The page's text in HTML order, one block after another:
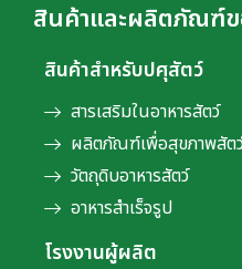
สินค้าและผลิตภัณฑ์
สินค้าสำหรับปศุสัตว์
สารเสริมในอาหารสัตว์
ผลิตภัณฑ์เพื่อสุขภาพสัต
วัตถุดิบอาหารสัตว์
อาหารสำเร็จรูป
โรงงานผู้ผลิต